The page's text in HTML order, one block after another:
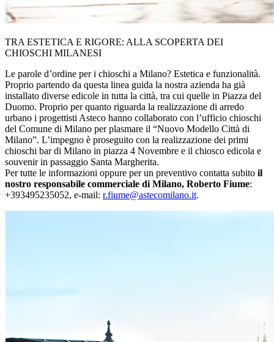
TRA ESTETICA E RIGORE: ALLA SCOPERTA DEI
CHIOSCHI MILANESI
Le parole d’ordine per i chioschi a Milano? Estetica e funzionalità.
Proprio partendo da questa linea guida la nostra azienda ha già
installato diverse edicole in tutta la città, tra cui quelle in Piazza del
Duomo. Proprio per quanto riguarda la realizzazione di arredo
urbano i progettisti Asteco hanno collaborato con l’ufficio chioschi
del Comune di Milano per plasmare il “Nuovo Modello Città di
Milano”. L’impegno è proseguito con la realizzazione dei primi
chioschi bar di Milano in piazza 4 Novembre e il chiosco edicola e
souvenir in passaggio Santa Margherita.
Per tutte le informazioni oppure per un preventivo contatta subito il
nostro responsabile commerciale di Milano, Roberto Fiume:
+393495235052, e-mail: r.fiume@astecomilano.it.